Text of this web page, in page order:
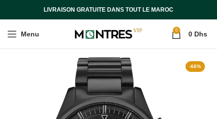
LIVRAISON GRATUITE DANS TOUT LE MAROC
Menu 0 0 Dhs
-66%